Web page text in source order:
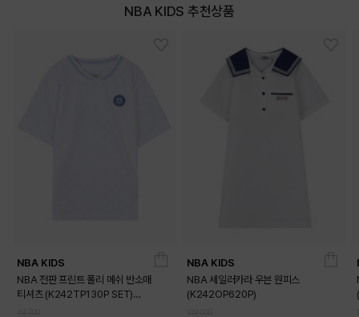
DETAILS
NBA KIDS 추천상품
NBA KIDS
NBA 전판 프린트 폴리 메쉬 반소매
티셔츠 (K242TP130P SET)
NBA KIDS
NBA 세일러카라 우븐 원피스
(K242OP620P)